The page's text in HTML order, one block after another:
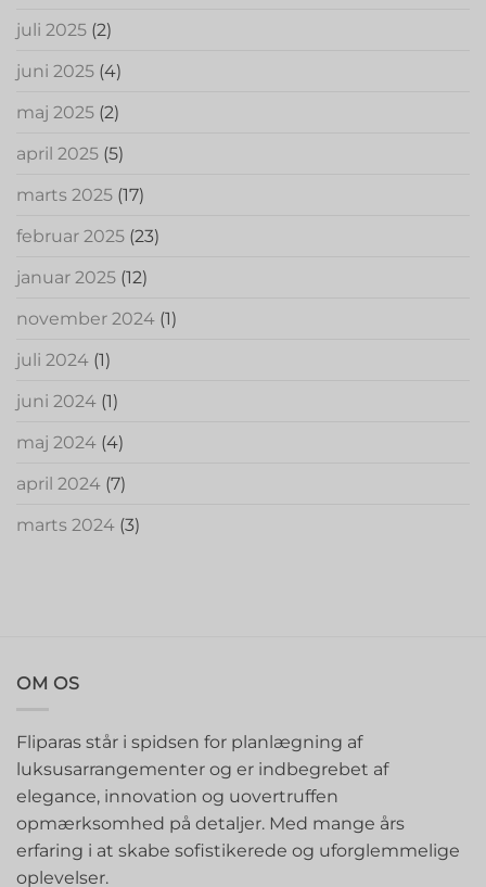
juli 2025 (2)
juni 2025 (4)
maj 2025 (2)
april 2025 (5)
marts 2025 (17)
februar 2025 (23)
januar 2025 (12)
november 2024 (1)
juli 2024 (1)
juni 2024 (1)
maj 2024 (4)
april 2024 (7)
marts 2024 (3)
OM OS
Fliparas står i spidsen for planlægning af
luksusarrangementer og er indbegrebet af
elegance, innovation og uovertruffen
opmærksomhed på detaljer. Med mange års
erfaring i at skabe sofistikerede og uforglemmelige
oplevelser.